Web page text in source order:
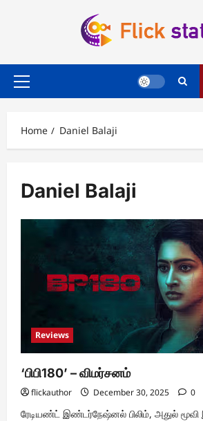
Primary
Home Daniel Balaji
Daniel Balaji
Reviews
‘பிபி180’ – விமர்சனம்
flickauthor December 30, 2025 0
ரேடியண்ட் இண்டர்நேஷ்னல் பிலிம், அதுல் மூவி